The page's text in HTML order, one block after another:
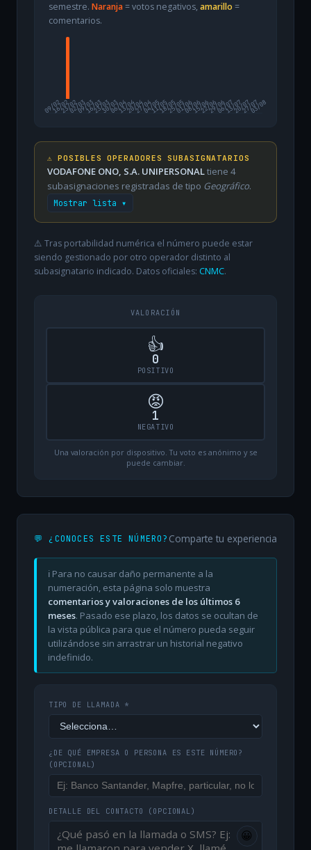
semestre. Naranja= votos negativos, amarillo =
comentarios.
09/02
16/0223/0202/0309/0316/0323/0330/0306/0413/0420/0427/0404/0511/0518/0525/0501/0608/0615/0622/0629/0606/0713/0720/0727/07
03/08
⚠️ POSIBLES OPERADORES SUBASIGNATARIOS
VODAFONE ONO, S.A. UNIPERSONALtiene 4
subasignaciones registradas de tipo Geográfico.
Mostrar lista ▾
⚠️ Tras portabilidad numérica el número puede estar
siendo gestionado por otro operador distinto al
subasignatario indicado. Datos oficiales: CNMC.
VALORACIÓN
👍
0
POSITIVO
😡
1
NEGATIVO
Una valoración por dispositivo. Tu voto es anónimo y se
puede cambiar.
💬 ¿CONOCES ESTE NÚMERO? Comparte tu experiencia
ℹ️ Para no causar daño permanente a la
numeración, esta página solo muestra
comentarios y valoraciones de los últimos 6
meses. Pasado ese plazo, los datos se ocultan de
la vista pública para que el número pueda seguir
utilizándose sin arrastrar un historial negativo
indefinido.
TIPO DE LLAMADA *
¿DE QUÉ EMPRESA O PERSONA ES ESTE NÚMERO?
(OPCIONAL)
DETALLE DEL CONTACTO (OPCIONAL)
😀